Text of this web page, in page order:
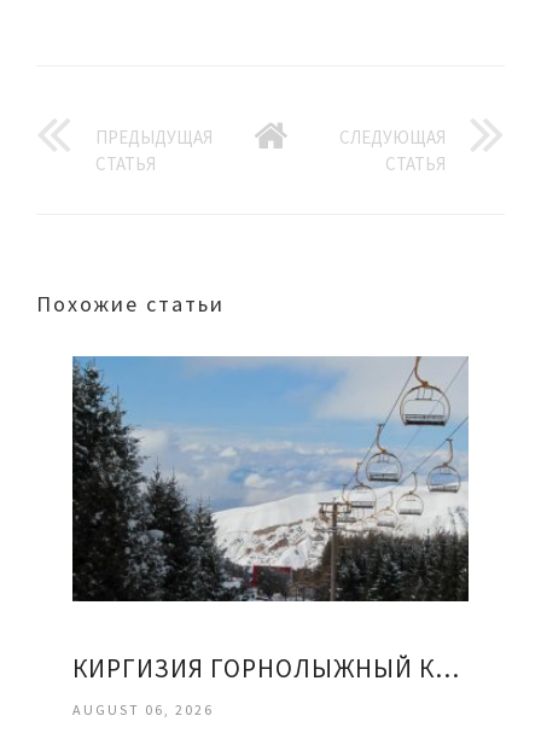
ПРЕДЫДУЩАЯ
СТАТЬЯ
СЛЕДУЮЩАЯ
СТАТЬЯ
Похожие статьи
КИРГИЗИЯ ГОРНОЛЫЖНЫЙ КУРОРТ КАРАКОЛ ОТЗЫВЫ
AUGUST 06, 2026